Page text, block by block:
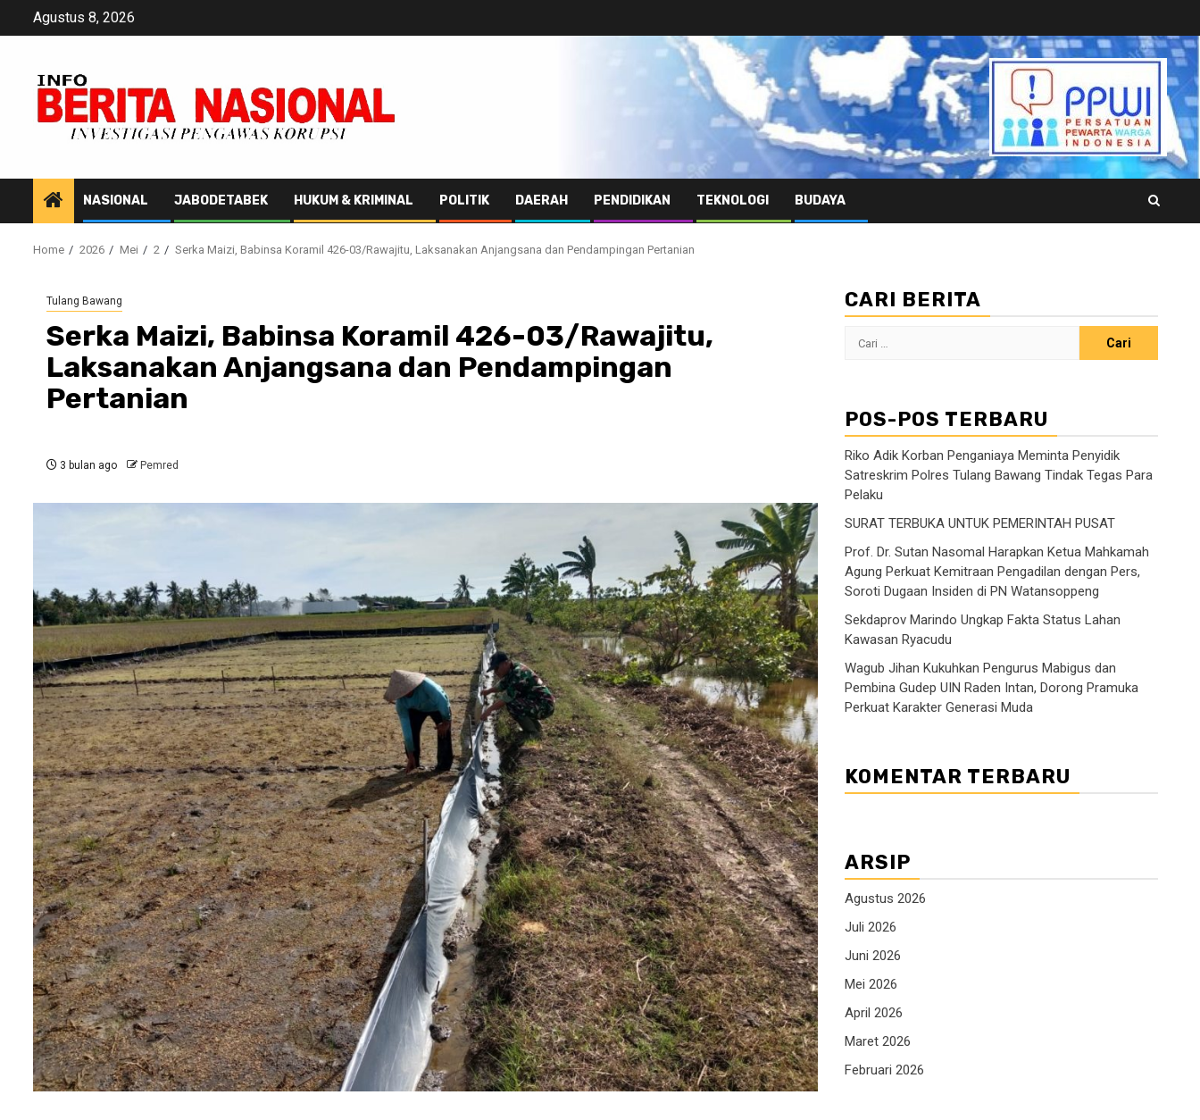
Agustus 8, 2026
NASIONAL JABODETABEK HUKUM & KRIMINAL POLITIK DAERAH PENDIDIKAN TEKNOLOGI BUDAYA
Home 2026 Mei 2 Serka Maizi, Babinsa Koramil 426-03/Rawajitu, Laksanakan Anjangsana dan Pendampingan Pertanian
Tulang Bawang
Serka Maizi, Babinsa Koramil 426-03/Rawajitu,
Laksanakan Anjangsana dan Pendampingan
Pertanian
3 bulan ago Pemred
CARI BERITA
Cari
POS-POS TERBARU
Riko Adik Korban Penganiaya Meminta Penyidik
Satreskrim Polres Tulang Bawang Tindak Tegas Para
Pelaku
SURAT TERBUKA UNTUK PEMERINTAH PUSAT
Prof. Dr. Sutan Nasomal Harapkan Ketua Mahkamah
Agung Perkuat Kemitraan Pengadilan dengan Pers,
Soroti Dugaan Insiden di PN Watansoppeng
Sekdaprov Marindo Ungkap Fakta Status Lahan
Kawasan Ryacudu
Wagub Jihan Kukuhkan Pengurus Mabigus dan
Pembina Gudep UIN Raden Intan, Dorong Pramuka
Perkuat Karakter Generasi Muda
KOMENTAR TERBARU
ARSIP
Agustus 2026
Juli 2026
Juni 2026
Mei 2026
April 2026
Maret 2026
Februari 2026